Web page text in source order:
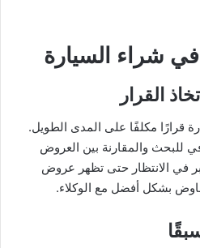
شراء السيارة
قرارًا مكلفًا على المدى الطويل.
للبحث والمقارنة بين العروض
في الانتظار حتى تظهر عروض
بشكل أفضل مع الوكلاء.